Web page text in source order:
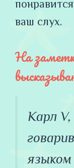
ваш слух.
На
Карл
языком